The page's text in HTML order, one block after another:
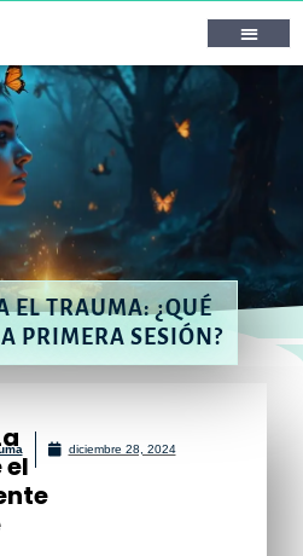
EL TRAUMA: ¿QUÉ
PRIMERA SESIÓN?
diciembre 28, 2024
el